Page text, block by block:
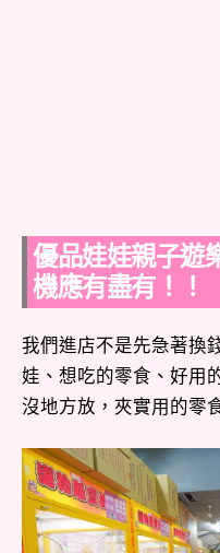
優品娃娃親子遊
機應有盡有！！
我們進店不是先急著換
娃、想吃的零食、好用
沒地方放，夾實用的零